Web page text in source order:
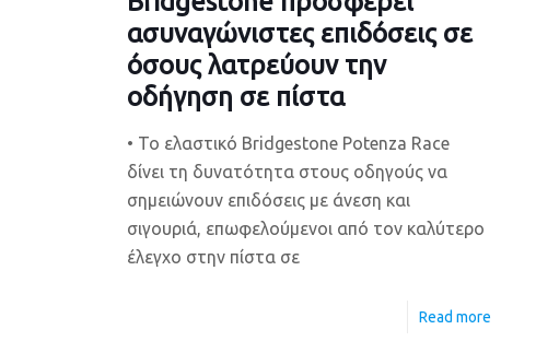
ασυναγώνιστες επιδόσεις σε
όσους λατρεύουν την
οδήγηση σε πίστα
• Το ελαστικό Bridgestone Potenza Race
δίνει τη δυνατότητα στους οδηγούς να
σημειώνουν επιδόσεις με άνεση και
σιγουριά, επωφελούμενοι από τον καλύτερο
έλεγχο στην πίστα σε
Read more